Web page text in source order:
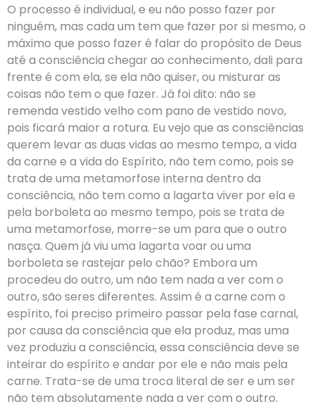
O processo é individual, e eu não posso fazer por
ninguém, mas cada um tem que fazer por si mesmo, o
máximo que posso fazer é falar do propósito de Deus
até a consciência chegar ao conhecimento, dali para
frente é com ela, se ela não quiser, ou misturar as
coisas não tem o que fazer. Já foi dito: não se
remenda vestido velho com pano de vestido novo,
pois ficará maior a rotura. Eu vejo que as consciências
querem levar as duas vidas ao mesmo tempo, a vida
da carne e a vida do Espírito, não tem como, pois se
trata de uma metamorfose interna dentro da
consciência, não tem como a lagarta viver por ela e
pela borboleta ao mesmo tempo, pois se trata de
uma metamorfose, morre-se um para que o outro
nasça. Quem já viu uma lagarta voar ou uma
borboleta se rastejar pelo chão? Embora um
procedeu do outro, um não tem nada a ver com o
outro, são seres diferentes. Assim é a carne com o
espírito, foi preciso primeiro passar pela fase carnal,
por causa da consciência que ela produz, mas uma
vez produziu a consciência, essa consciência deve se
inteirar do espírito e andar por ele e não mais pela
carne. Trata-se de uma troca literal de ser e um ser
não tem absolutamente nada a ver com o outro.